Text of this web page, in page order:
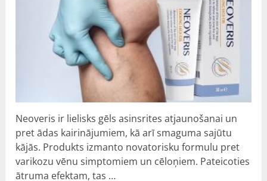
Neoveris ir lielisks gēls asinsrites atjaunošanai un
pret ādas kairinājumiem, kā arī smaguma sajūtu
kājās. Produkts izmanto novatorisku formulu pret
varikozu vēnu simptomiem un cēloņiem. Pateicoties
ātruma efektam, tas …